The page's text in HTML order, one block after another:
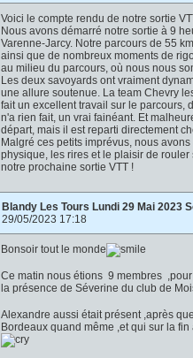
Voici le compte rendu de notre sortie
Nous avons démarré notre sortie à 9
Varenne-Jarcy. Notre parcours de 55
ainsi que de nombreux moments de
au milieu du parcours, où nous nous
Les deux savoyards ont vraiment
une allure soutenue. La team Chevry
fait un excellent travail sur le parcours,
n'a rien fait, un vrai fainéant. Et
départ, mais il est reparti directement
Malgré ces petits imprévus, nous
physique, les rires et le plaisir de
notre prochaine sortie VTT !
Blandy Les Tours Lundi 29 Mai 2023
29/05/2023 17:18
Bonsoir tout le monde
Ce matin nous étions 9 membres
la présence de Séverine du club de
Alexandre aussi était présent ,après
Bordeaux quand même ,et qui sur la